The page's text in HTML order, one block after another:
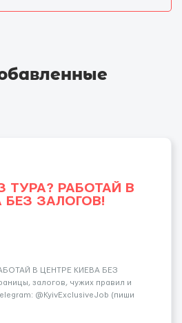
ТУРА? РАБОТАЙ В
БЕЗ ЗАЛОГОВ!
В ЦЕНТРЕ КИЕВА БЕЗ
залогов, чужих правил и
@KyivExclusiveJob (пиши
работать в эскорте или в